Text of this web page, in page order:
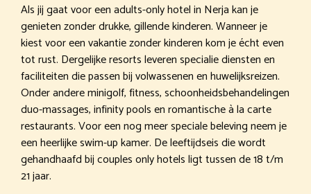
Als jij gaat voor een adults-only hotel in Nerja kan je
genieten zonder drukke, gillende kinderen. Wanneer je
kiest voor een vakantie zonder kinderen kom je écht even
tot rust. Dergelijke resorts leveren specialie diensten en
faciliteiten die passen bij volwassenen en huwelijksreizen.
Onder andere minigolf, fitness, schoonheidsbehandelingen
duo-massages, infinity pools en romantische à la carte
restaurants. Voor een nog meer speciale beleving neem je
een heerlijke swim-up kamer. De leeftijdseis die wordt
gehandhaafd bij couples only hotels ligt tussen de 18 t/m
21 jaar.